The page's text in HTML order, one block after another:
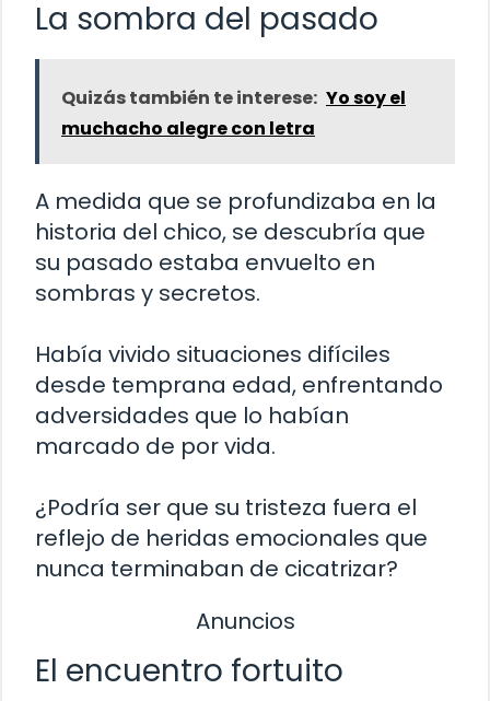
La sombra del pasado
Quizás también te interese: Yo soy el
muchacho alegre con letra
A medida que se profundizaba en la
historia del chico, se descubría que
su pasado estaba envuelto en
sombras y secretos.
Había vivido situaciones difíciles
desde temprana edad, enfrentando
adversidades que lo habían
marcado de por vida.
¿Podría ser que su tristeza fuera el
reflejo de heridas emocionales que
nunca terminaban de cicatrizar?
Anuncios
El encuentro fortuito